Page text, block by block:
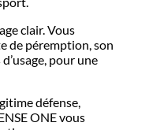
clair. Vous
de péremption, son
pour une
défense,
ONE vous